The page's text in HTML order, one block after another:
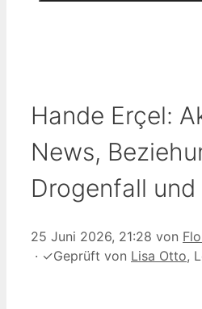
Hande Erçel:
News,
Drogenfall und
25 Juni 2026, 21:28 von
· ✓Geprüft von Lisa Otto,